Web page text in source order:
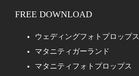
FREE DOWNLOAD
ウェディングフォトプロップス
マタニティガーランド
マタニティフォトプロップス